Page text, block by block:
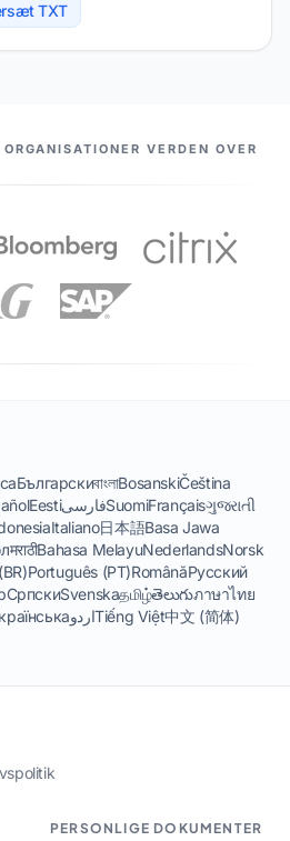
TXT
VERDEN OVER
БългарскиবাংলাBosanskiČeština
EestiفارسیSuomiFrançaisગુજરાતી
Italiano日本語Basa Jawa
मराठीBahasa MelayuNederlandsNorsk
Português (PT)RomânăРусский
СрпскиSvenskaதமிழ்తెలుగుภาษาไทย
اردوTiếng Việt中文 (简体)
PERSONLIGE DOKUMENTER